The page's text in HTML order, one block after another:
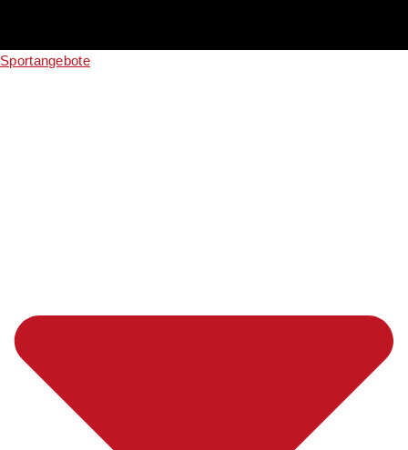
Sportangebote